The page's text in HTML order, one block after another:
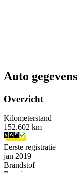
Auto gegevens
Overzicht
Kilometerstand
152.602 km
Eerste registratie
jan 2019
Brandstof